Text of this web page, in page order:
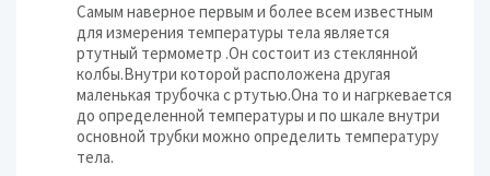
Самым наверное первым и более всем известным
для измерения температуры тела является
ртутный термометр .Он состоит из стеклянной
колбы.Внутри которой расположена другая
маленькая трубочка с ртутью.Она то и нагркевается
до определенной температуры и по шкале внутри
основной трубки можно определить температуру
тела.